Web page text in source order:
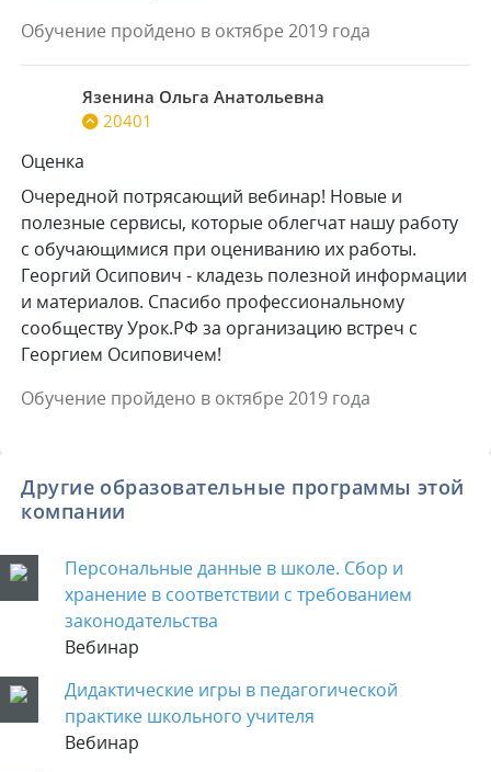
Обучение пройдено в октябре 2019 года
Язенина Ольга Анатольевна
20401
Оценка
Очередной потрясающий вебинар! Новые и
полезные сервисы, которые облегчат нашу работу
с обучающимися при оцениванию их работы.
Георгий Осипович - кладезь полезной информации
и материалов. Спасибо профессиональному
сообществу Урок.РФ за организацию встреч с
Георгием Осиповичем!
Обучение пройдено в октябре 2019 года
Другие образовательные программы этой
компании
Персональные данные в школе. Сбор и
хранение в соответствии с требованием
законодательства
Вебинар
Дидактические игры в педагогической
практике школьного учителя
Вебинар